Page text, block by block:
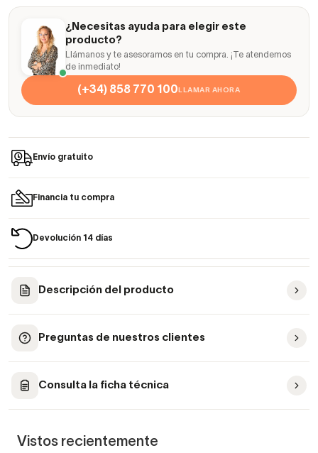
¿Necesitas ayuda para elegir este
producto?
Llámanos y te asesoramos en tu compra. ¡Te atendemos
de inmediato!
(+34) 858 770 100LLAMAR AHORA
Envío gratuito
Financia tu compra
Devolución 14 días
Descripción del producto
Preguntas de nuestros clientes
Consulta la ficha técnica
Vistos recientemente